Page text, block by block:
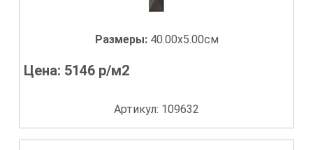
Размеры: 40.00x5.00см
Цена: 5146 р/м2
Артикул: 109632